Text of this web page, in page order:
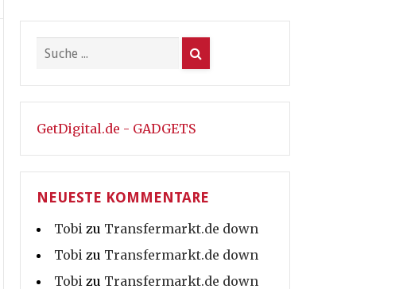
GetDigital.de - GADGETS
NEUESTE KOMMENTARE
Tobi zu Transfermarkt.de down
Tobi zu Transfermarkt.de down
Tobi zu Transfermarkt.de down